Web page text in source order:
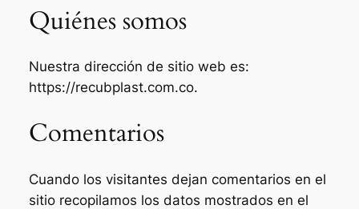
Quiénes somos
Nuestra dirección de sitio web es:
https://recubplast.com.co.
Comentarios
Cuando los visitantes dejan comentarios en el
sitio recopilamos los datos mostrados en el